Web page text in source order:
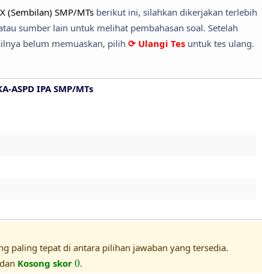
(Sembilan) SMP/MTs berikut ini, silahkan dikerjakan terlebih
sumber lain untuk melihat pembahasan soal. Setelah
belum memuaskan, pilih ⟳ Ulangi Tes untuk tes ulang.
ASPD IPA SMP/MTs
paling tepat di antara pilihan jawaban yang tersedia.
Kosong skor 0
0.